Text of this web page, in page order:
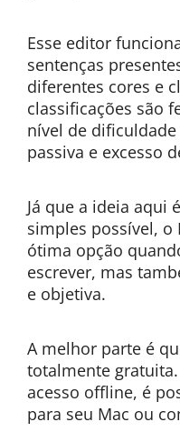
Esse editor
sentenças
diferentes cores e
classificações são
nível de
passiva e excesso
Já que a ideia aqui
simples possível, o
ótima opção
escrever, mas
e objetiva.
A melhor parte é
totalmente
acesso offline, é
para seu Mac ou